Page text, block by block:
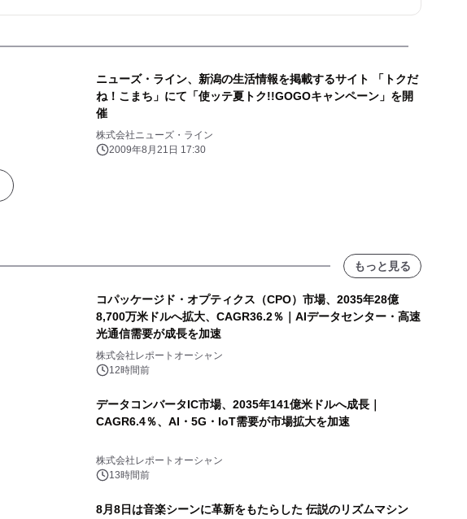
ニューズ・ライン、新潟の生活情報を掲載するサイト 「トクだ
ね！こまち」にて「使ッテ夏トク!!GOGOキャンペーン」を開
催
株式会社ニューズ・ライン
2009年8月21日 17:30
もっと見る
コパッケージド・オプティクス（CPO）市場、2035年28億
8,700万米ドルへ拡大、CAGR36.2％｜AIデータセンター・高速
光通信需要が成長を加速
株式会社レポートオーシャン
12時間前
データコンバータIC市場、2035年141億米ドルへ成長｜
CAGR6.4％、AI・5G・IoT需要が市場拡大を加速
株式会社レポートオーシャン
13時間前
8月8日は音楽シーンに革新をもたらした 伝説のリズムマシン